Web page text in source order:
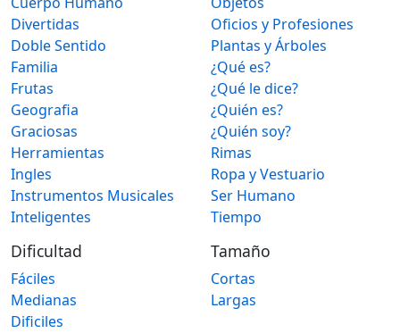
Divertidas
Doble Sentido
Familia
Frutas
Geografia
Graciosas
Herramientas
Ingles
Instrumentos Musicales
Inteligentes
Oficios y Profesiones
Plantas y Árboles
¿Qué es?
¿Qué le dice?
¿Quién es?
¿Quién soy?
Rimas
Ropa y Vestuario
Ser Humano
Tiempo
Dificultad
Fáciles
Medianas
Dificiles
Tamaño
Cortas
Largas